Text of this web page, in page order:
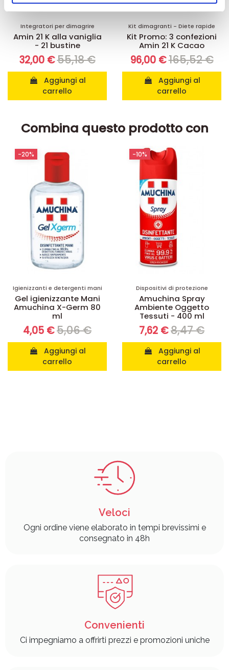
pubblicità e social media, i quali potrebbero combinarle
con altre informazioni che ha fornito loro o che hanno
raccolto dal suo utilizzo dei loro servizi.
Integratori per dimagrire
Amin 21 K alla vaniglia
- 21 bustine
32,00 €55,18 €
carrello
Kit dimagranti - Diete rapide
Kit Promo: 3 confezioni
Amin 21 K Cacao
96,00 €165,52 €
carrello
Combina questo prodotto con
Igienizzanti e detergenti mani
Gel igienizzante Mani
Amuchina X-Germ 80
ml
4,05 €5,06 €
carrello
-20%
Dispositivi di protezione
Amuchina Spray
Ambiente Oggetto
Tessuti - 400 ml
7,62 €8,47 €
carrello
-10%
Veloci
Ogni ordine viene elaborato in tempi brevissimi e
consegnato in 48h
Convenienti
Ci impegniamo a offrirti prezzi e promozioni uniche